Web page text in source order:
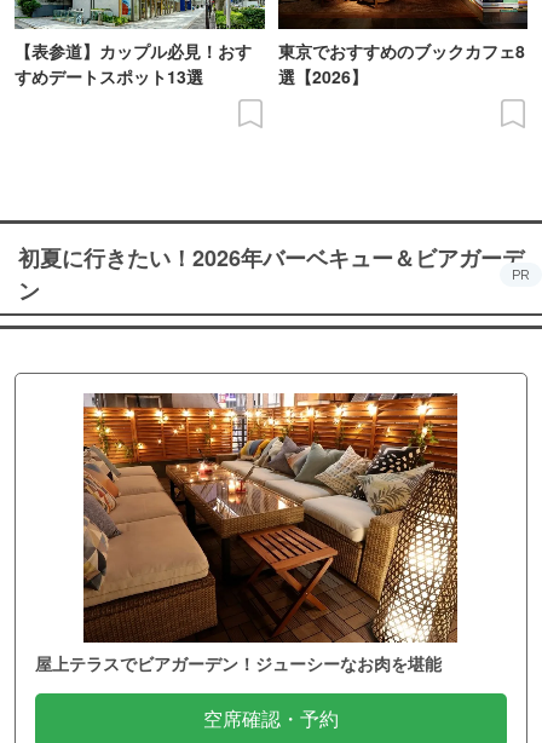
【表参道】カップル必見！おす
すめデートスポット13選
東京でおすすめのブックカフェ8
選【2026】
初夏に行きたい！2026年バーベキュー＆ビアガーデ
ン
PR
屋上テラスでビアガーデン！ジューシーなお肉を堪能
空席確認・予約